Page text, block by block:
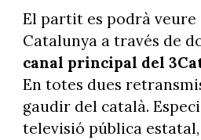
El partit es podrà veure
Catalunya a través de
canal principal del
En totes dues
gaudir del català.
televisió pública